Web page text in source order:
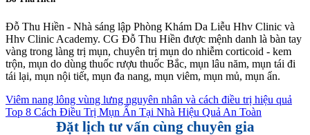
Đỗ Thu Hiền - Nhà sáng lập Phòng Khám Da Liễu Hhv Clinic và
Hhv Clinic Academy. CG Đỗ Thu Hiền được mệnh danh là bàn tay
vàng trong làng trị mụn, chuyên trị mụn do nhiễm corticoid - kem
trộn, mụn do dùng thuốc rượu thuốc Bắc, mụn lâu năm, mụn tái đi
tái lại, mụn nội tiết, mụn đa nang, mụn viêm, mụn mủ, mụn ẩn.
Viêm nang lông vùng lưng nguyên nhân và cách điều trị hiệu quả
Top 8 Cách Điều Trị Mụn Ẩn Tại Nhà Hiệu Quả An Toàn
Đặt lịch tư vấn cùng chuyên gia